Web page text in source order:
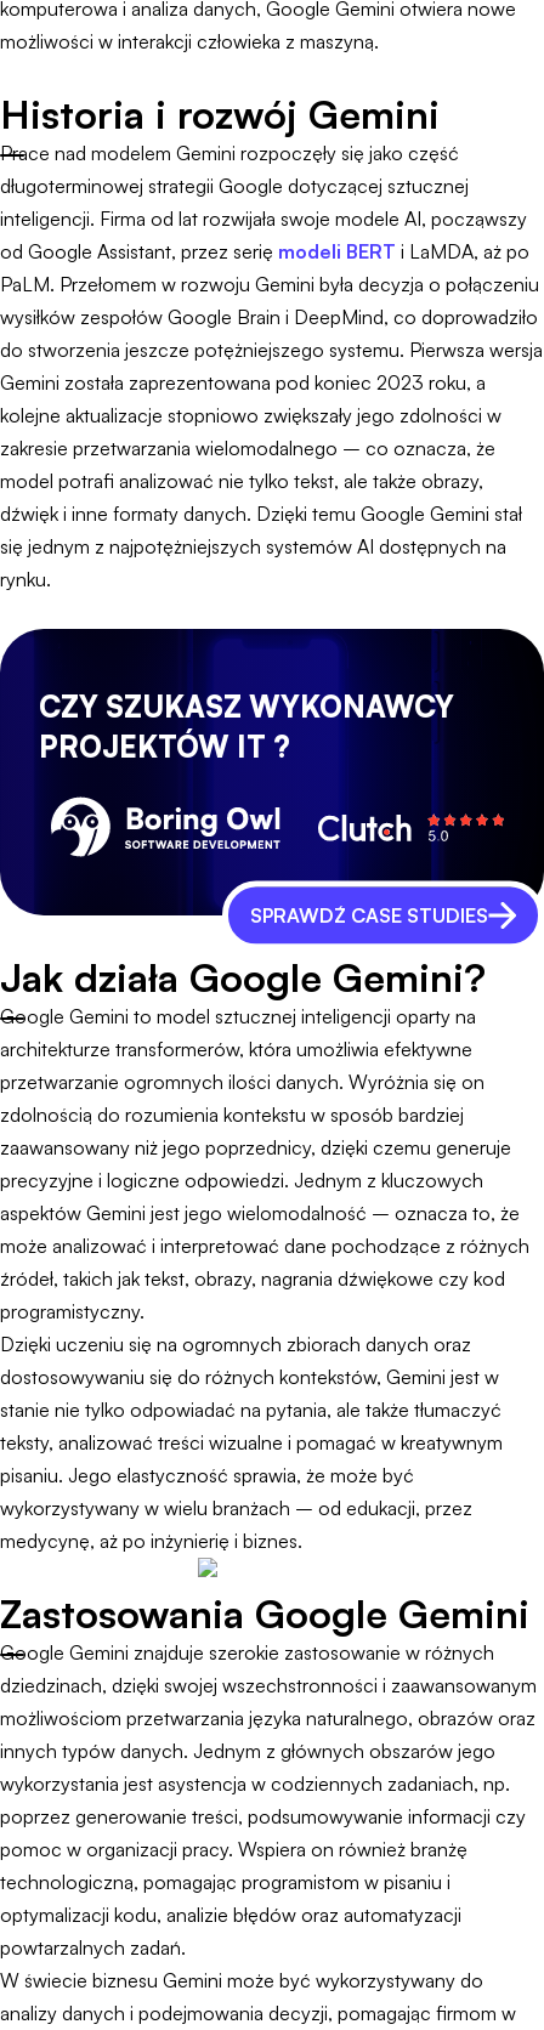
komputerowa i analiza danych, Google Gemini otwiera nowe
możliwości w interakcji człowieka z maszyną.
Historia i rozwój Gemini
Prace nad modelem Gemini rozpoczęły się jako część
długoterminowej strategii Google dotyczącej sztucznej
inteligencji. Firma od lat rozwijała swoje modele AI, począwszy
od Google Assistant, przez serię modeli BERT i LaMDA, aż po
PaLM. Przełomem w rozwoju Gemini była decyzja o połączeniu
wysiłków zespołów Google Brain i DeepMind, co doprowadziło
do stworzenia jeszcze potężniejszego systemu. Pierwsza wersja
Gemini została zaprezentowana pod koniec 2023 roku, a
kolejne aktualizacje stopniowo zwiększały jego zdolności w
zakresie przetwarzania wielomodalnego – co oznacza, że
model potrafi analizować nie tylko tekst, ale także obrazy,
dźwięk i inne formaty danych. Dzięki temu Google Gemini stał
się jednym z najpotężniejszych systemów AI dostępnych na
rynku.
CZY SZUKASZ WYKONAWCY
PROJEKTÓW IT ?
SPRAWDŹ CASE STUDIES
Jak działa Google Gemini?
Google Gemini to model sztucznej inteligencji oparty na
architekturze transformerów, która umożliwia efektywne
przetwarzanie ogromnych ilości danych. Wyróżnia się on
zdolnością do rozumienia kontekstu w sposób bardziej
zaawansowany niż jego poprzednicy, dzięki czemu generuje
precyzyjne i logiczne odpowiedzi. Jednym z kluczowych
aspektów Gemini jest jego wielomodalność – oznacza to, że
może analizować i interpretować dane pochodzące z różnych
źródeł, takich jak tekst, obrazy, nagrania dźwiękowe czy kod
programistyczny.
Dzięki uczeniu się na ogromnych zbiorach danych oraz
dostosowywaniu się do różnych kontekstów, Gemini jest w
stanie nie tylko odpowiadać na pytania, ale także tłumaczyć
teksty, analizować treści wizualne i pomagać w kreatywnym
pisaniu. Jego elastyczność sprawia, że może być
wykorzystywany w wielu branżach – od edukacji, przez
medycynę, aż po inżynierię i biznes.
Zastosowania Google Gemini
Google Gemini znajduje szerokie zastosowanie w różnych
dziedzinach, dzięki swojej wszechstronności i zaawansowanym
możliwościom przetwarzania języka naturalnego, obrazów oraz
innych typów danych. Jednym z głównych obszarów jego
wykorzystania jest asystencja w codziennych zadaniach, np.
poprzez generowanie treści, podsumowywanie informacji czy
pomoc w organizacji pracy. Wspiera on również branżę
technologiczną, pomagając programistom w pisaniu i
optymalizacji kodu, analizie błędów oraz automatyzacji
powtarzalnych zadań.
W świecie biznesu Gemini może być wykorzystywany do
analizy danych i podejmowania decyzji, pomagając firmom w